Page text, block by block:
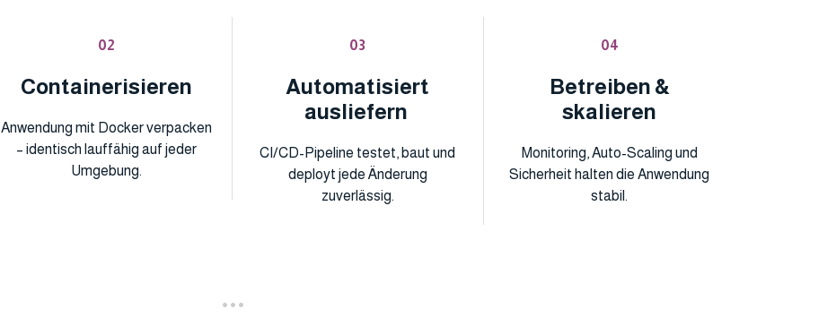
02
Containerisieren
Anwendung mit Docker verpacken
– identisch lauffähig auf jeder
Umgebung.
03
Automatisiert
ausliefern
CI/CD-Pipeline testet, baut und
deployt jede Änderung
zuverlässig.
04
Betreiben &
skalieren
Monitoring, Auto-Scaling und
Sicherheit halten die Anwendung
stabil.
•••